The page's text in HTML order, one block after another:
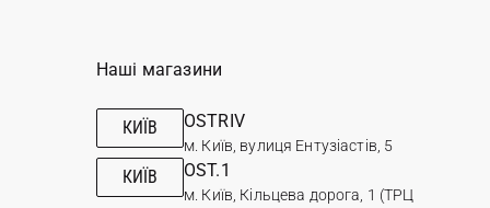
Наші магазини
КИЇВ OSTRIV
м. Київ, вулиця Ентузіастів, 5
КИЇВ OST.1
м. Київ, Кільцева дорога, 1 (ТРЦ